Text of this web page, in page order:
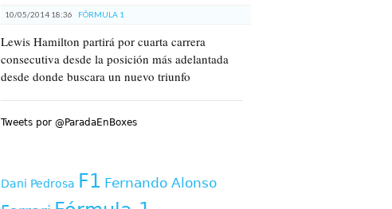
10/05/2014 18:36 FÓRMULA 1
Lewis Hamilton partirá por cuarta carrera
consecutiva desde la posición más adelantada
desde donde buscara un nuevo triunfo
Tweets por @ParadaEnBoxes
Dani Pedrosa F1 Fernando Alonso